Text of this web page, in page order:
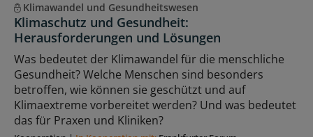
Klimawandel und Gesundheitswesen
Klimaschutz und Gesundheit:
Herausforderungen und Lösungen
Was bedeutet der Klimawandel für die menschliche
Gesundheit? Welche Menschen sind besonders
betroffen, wie können sie geschützt und auf
Klimaextreme vorbereitet werden? Und was bedeutet
das für Praxen und Kliniken?